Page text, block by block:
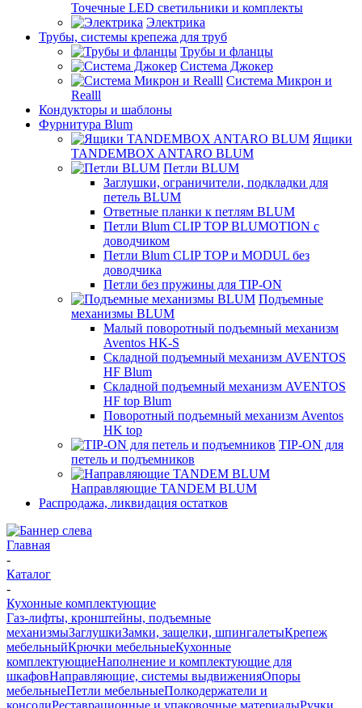
Точечные LED светильники и комплекты
Электрика
Трубы, системы крепежа для труб
Трубы и фланцы
Система Джокер
Система Микрон и
Realll
Кондукторы и шаблоны
Фурнитура Blum
Ящики
TANDEMBOX ANTARO BLUM
Петли BLUM
Заглушки, ограничители, подкладки для
петель BLUM
Ответные планки к петлям BLUM
Петли Blum CLIP TOP BLUMOTION с
доводчиком
Петли Blum CLIP TOP и MODUL без
доводчика
Петли без пружины для TIP-ON
Подъемные
механизмы BLUM
Малый поворотный подъемный механизм
Aventos HK-S
Складной подъемный механизм AVENTOS
HF Blum
Складной подъемный механизм AVENTOS
HF top Blum
Поворотный подъемный механизм Aventos
HK top
TIP-ON для
петель и подъемников
Направляющие TANDEM BLUM
Распродажа, ликвидация остатков
Главная
-
Каталог
-
Кухонные комплектующие
Газ-лифты, кронштейны, подъемные
механизмыЗаглушкиЗамки, защелки, шпингалетыКрепеж
мебельныйКрючки мебельныеКухонные
комплектующиеНаполнение и комплектующие для
шкафовНаправляющие, системы выдвиженияОпоры
мебельныеПетли мебельныеПолкодержатели и
консолиРеставрационные и упаковочные материалыРучки